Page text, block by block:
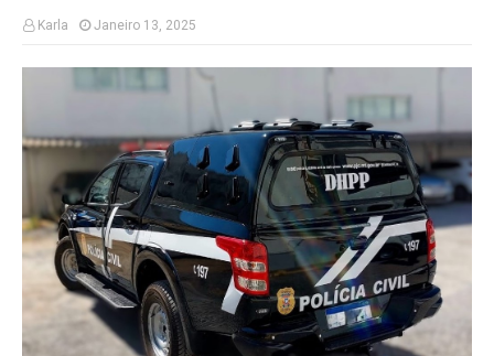
Karla Janeiro 13, 2025